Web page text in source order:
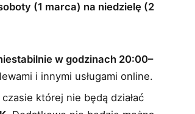
(1 marca) na niedzielę (2
w godzinach 20:00–
i innymi usługami online.
czasie której nie będą działać